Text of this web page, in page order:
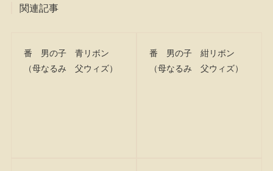
関連記事
番 男の子 青リボン
（母なるみ 父ウィズ）
番 男の子 紺リボン
（母なるみ 父ウィズ）